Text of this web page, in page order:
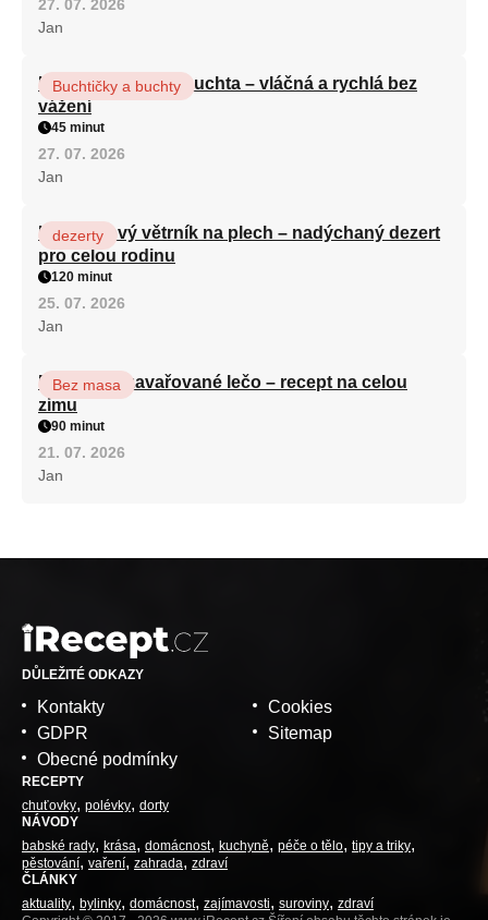
27. 07. 2026
Jan
Hrnková maková buchta – vláčná a rychlá bez
vážení
Buchtičky a buchty
45 minut
27. 07. 2026
Jan
Karamelový větrník na plech – nadýchaný dezert
pro celou rodinu
dezerty
120 minut
25. 07. 2026
Jan
Babiččino zavařované lečo – recept na celou
zimu
Bez masa
90 minut
21. 07. 2026
Jan
DŮLEŽITÉ ODKAZY
Kontakty
GDPR
Obecné podmínky
Cookies
Sitemap
RECEPTY
chuťovky polévky dorty
NÁVODY
babské rady krása domácnost kuchyně péče o tělo tipy a triky
pěstování vaření zahrada
zdraví
ČLÁNKY
aktuality bylinky domácnost zajímavosti suroviny zdraví